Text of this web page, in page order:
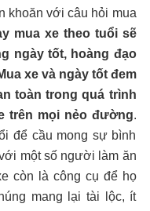
khoăn với câu hỏi mua
mua xe theo tuổi sẽ
ngày tốt, hoàng đạo
xe và ngày tốt đem
toàn trong quá trình
trên mọi nẻo đường.
để cầu mong sự bình
một số người làm ăn
còn là công cụ để họ
mang lại tài lộc, ít